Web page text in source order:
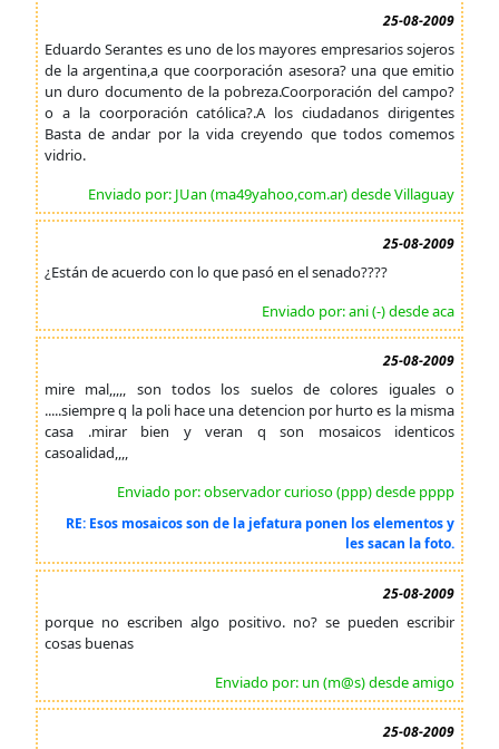
25-08-2009
Eduardo Serantes es uno de los mayores empresarios sojeros
de la argentina,a que coorporación asesora? una que emitio
un duro documento de la pobreza.Coorporación del campo?
o a la coorporación católica?.A los ciudadanos dirigentes
Basta de andar por la vida creyendo que todos comemos
vidrio.
Enviado por: JUan (ma49yahoo,com.ar) desde Villaguay
25-08-2009
¿Están de acuerdo con lo que pasó en el senado????
Enviado por: ani (-) desde aca
25-08-2009
mire mal,,,,, son todos los suelos de colores iguales o
.....siempre q la poli hace una detencion por hurto es la misma
casa .mirar bien y veran q son mosaicos identicos
casoalidad,,,,
Enviado por: observador curioso (ppp) desde pppp
RE: Esos mosaicos son de la jefatura ponen los elementos y
les sacan la foto.
25-08-2009
porque no escriben algo positivo. no? se pueden escribir
cosas buenas
Enviado por: un (m@s) desde amigo
25-08-2009